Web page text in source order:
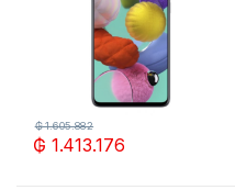
₲ 1.413.176
₲1.605.882